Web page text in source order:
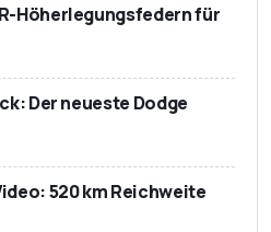
Höherlegungsfedern für
Der neueste Dodge
520 km Reichweite